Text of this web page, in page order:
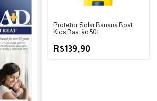
Protetor Solar Banana Boat
Kids Bastão 50+
R$139,90